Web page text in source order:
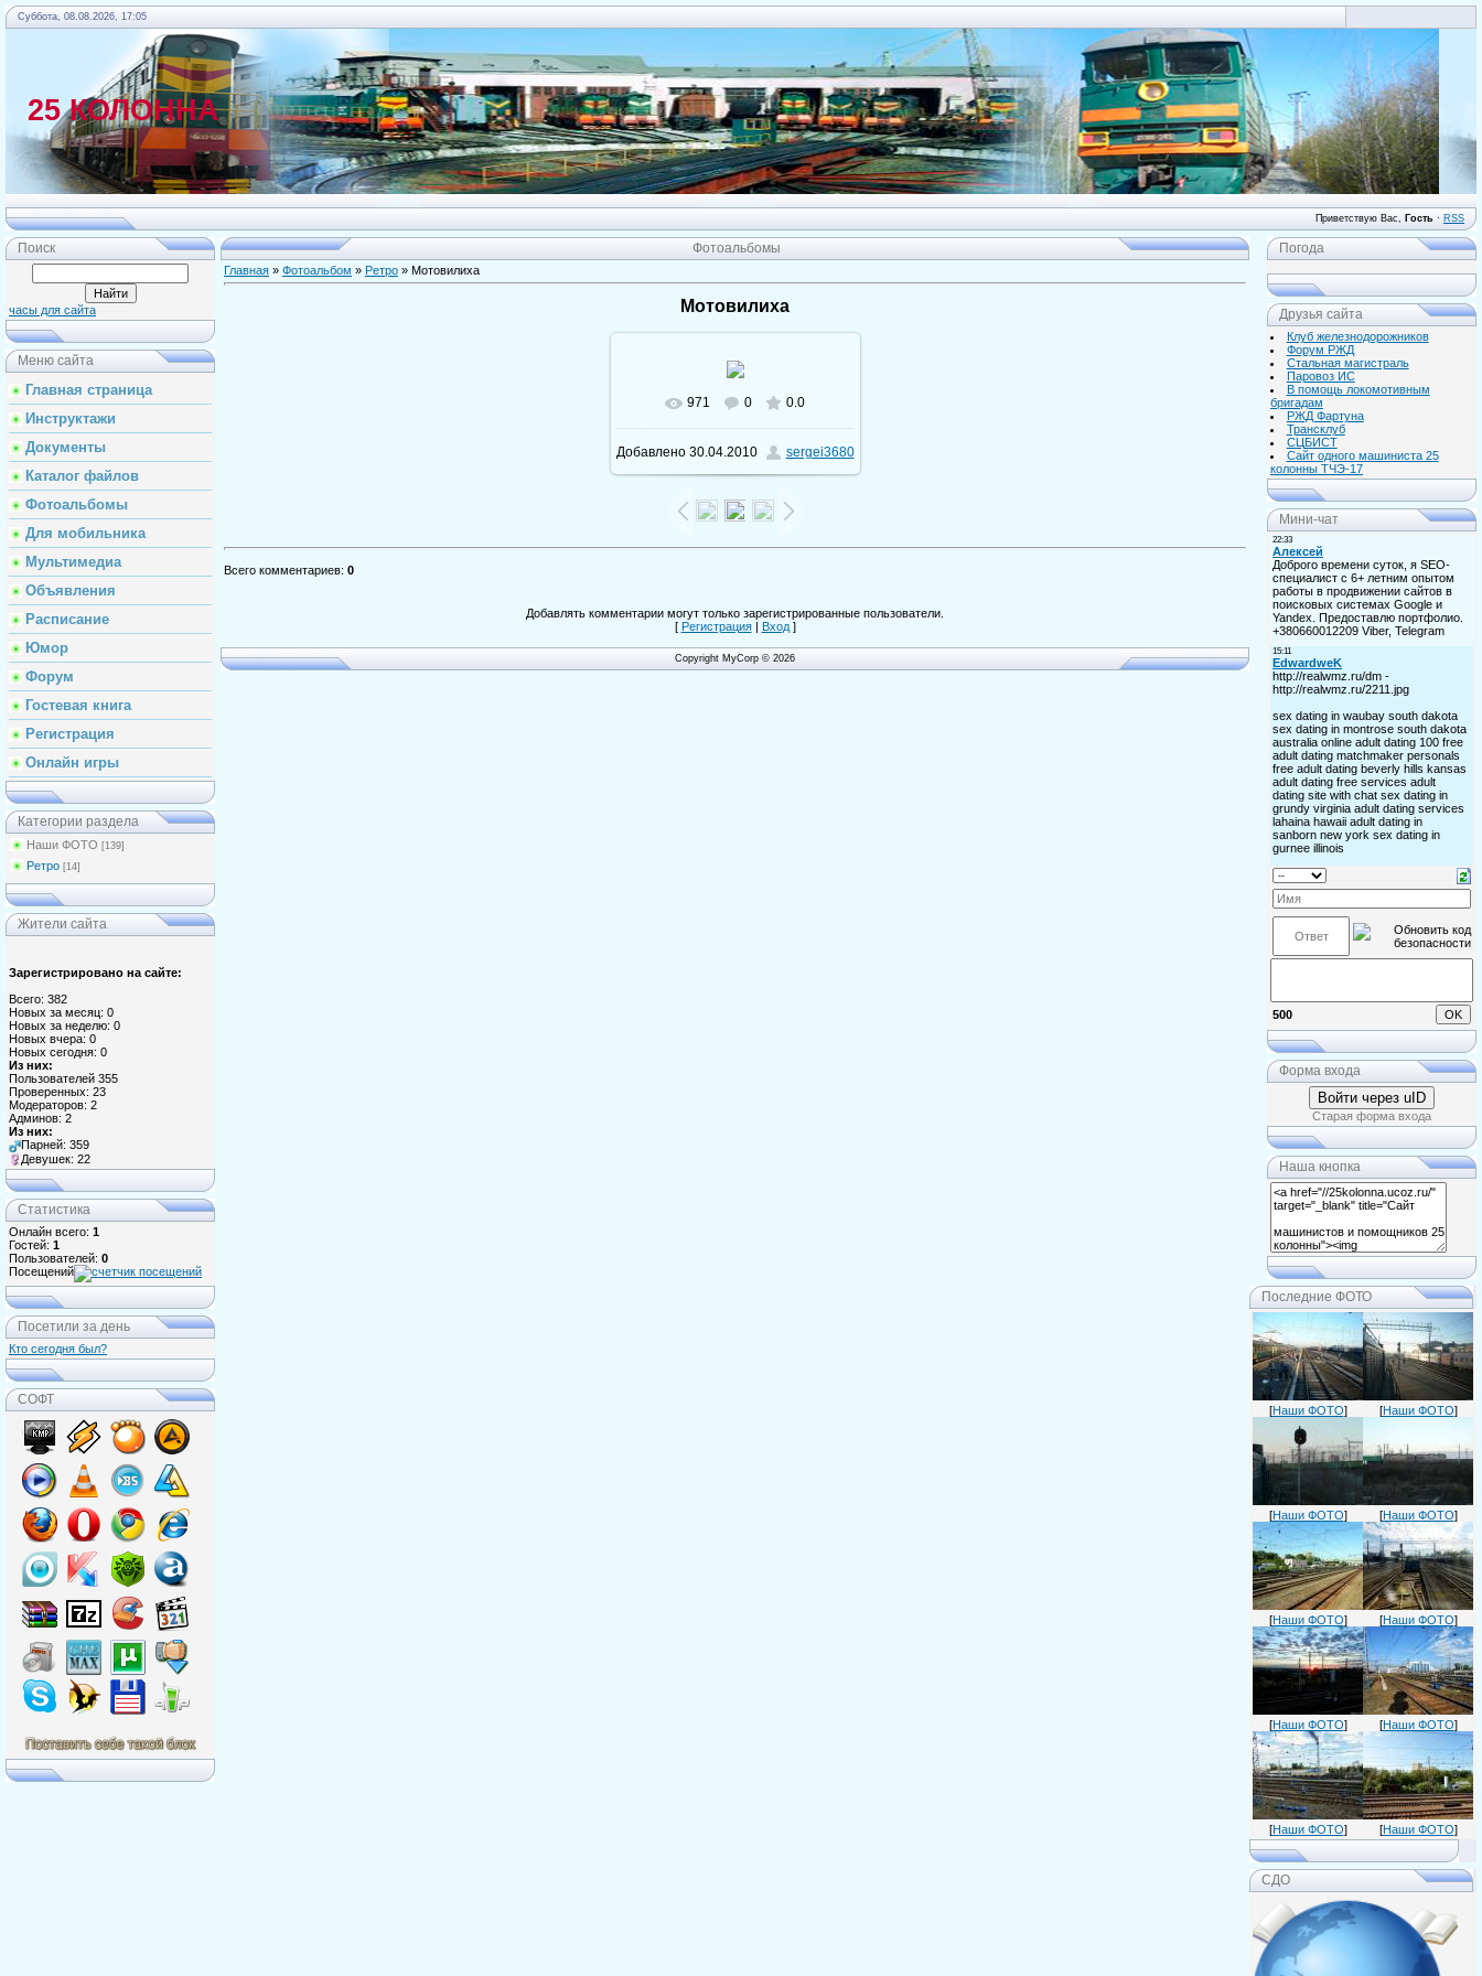
Суббота, 08.08.2026, 17:05
25 КОЛОННА
Приветствую Вас, Гость · RSS
Поиск
часы для сайта
Меню сайта
Главная страница
Инструктажи
Документы
Каталог файлов
Фотоальбомы
Для мобильника
Мультимедиа
Объявления
Расписание
Юмор
Форум
Гостевая книга
Регистрация
Онлайн игры
Категории раздела
Наши ФОТО [139]
Ретро [14]
Жители сайта
Зарегистрировано на сайте:
Всего: 382
Новых за месяц: 0
Новых за неделю: 0
Новых вчера: 0
Новых сегодня: 0
Из них:
Пользователей 355
Проверенных: 23
Модераторов: 2
Админов: 2
Из них:
Парней: 359
Девушек: 22
Статистика
Онлайн всего: 1
Гостей: 1
Пользователей: 0
Посещений
Посетили за день
Кто сегодня был?
СОФТ
Фотоальбомы
Главная » Фотоальбом » Ретро » Мотовилиха
Мотовилиха
971 0 0.0
Добавлено30.04.2010 sergei3680
Всего комментариев: 0
Добавлять комментарии могут только зарегистрированные пользователи.
[ Регистрация| Вход]
Copyright MyCorp © 2026
Погода
Друзья сайта
Клуб железнодорожников
Форум РЖД
Стальная магистраль
Паровоз ИС
В помощь локомотивным
бригадам
РЖД Фартуна
Трансклуб
СЦБИСТ
Сайт одного машиниста 25
колонны ТЧЭ-17
Мини-чат
500
Форма входа
Войти через uID
Старая форма входа
Наша кнопка
Последние ФОТО
[Наши ФОТО] [Наши ФОТО]
[Наши ФОТО] [Наши ФОТО]
[Наши ФОТО] [Наши ФОТО]
[Наши ФОТО] [Наши ФОТО]
[Наши ФОТО] [Наши ФОТО]
СДО